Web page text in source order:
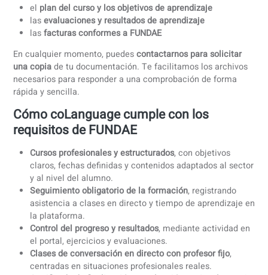
Toda esta información quedacorrectamente
conforme a los requisitos de FUNDAE, y puede ser
descargada por el responsable de RRHH
cuando lo
Paso 6: Comunicación en FUNDAE y
aplicación de la bonificación
Con el curso finalizado y el informe de actividad
comunicamos la finalización de la formación en la
participantes y la actividad realizada.
A partir de ese momento, la empresa puede
bonificación directamente en los seguros sociales,
descontando el importe correspondiente delcrédito de
formación disponible
La bonificación se refleja como unareducción en las
cotizaciones a la Seguridad Social, dentro del mismo
ejercicio.